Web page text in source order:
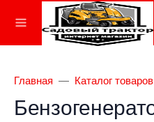
Главная Каталог товаров